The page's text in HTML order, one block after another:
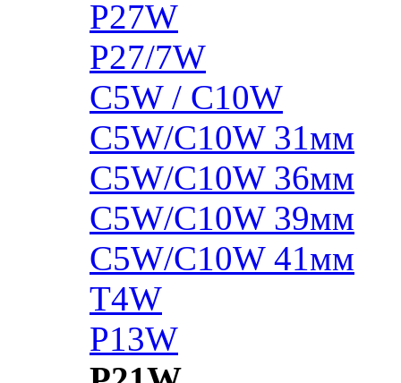
P27W
P27/7W
C5W / C10W
C5W/C10W 31мм
C5W/C10W 36мм
C5W/C10W 39мм
C5W/C10W 41мм
T4W
P13W